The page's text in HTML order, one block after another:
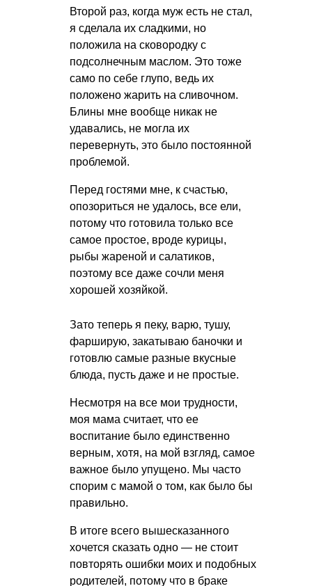
Второй раз, когда муж есть не стал,
я сделала их сладкими, но
положила на сковородку с
подсолнечным маслом. Это тоже
само по себе глупо, ведь их
положено жарить на сливочном.
Блины мне вообще никак не
удавались, не могла их
перевернуть, это было постоянной
проблемой.
Перед гостями мне, к счастью,
опозориться не удалось, все ели,
потому что готовила только все
самое простое, вроде курицы,
рыбы жареной и салатиков,
поэтому все даже сочли меня
хорошей хозяйкой.
Зато теперь я пеку, варю, тушу,
фарширую, закатываю баночки и
готовлю самые разные вкусные
блюда, пусть даже и не простые.
Несмотря на все мои трудности,
моя мама считает, что ее
воспитание было единственно
верным, хотя, на мой взгляд, самое
важное было упущено. Мы часто
спорим с мамой о том, как было бы
правильно.
В итоге всего вышесказанного
хочется сказать одно — не стоит
повторять ошибки моих и подобных
родителей, потому что в браке